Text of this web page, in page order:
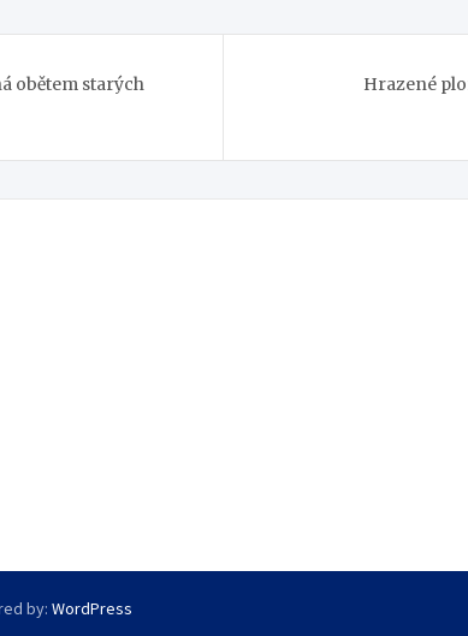
obětem starých
Hrazené
by: WordPress